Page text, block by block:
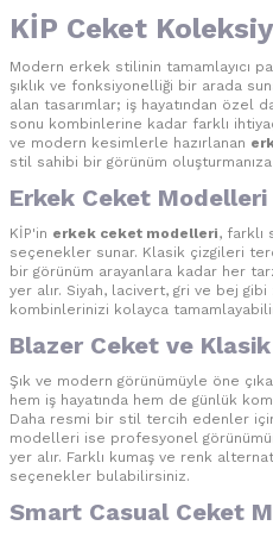
KİP Ceket
Modern erkek stilinin tamamlayıcı
şıklık ve fonksiyonelliği bir arada
alan tasarımlar; iş hayatından özel
sonu kombinlerine kadar farklı
ve modern kesimlerle hazırlanan
stil sahibi bir görünüm oluşturmanıza
Erkek Ceket Modelleri
KİP'in erkek ceket modelleri, farklı
seçenekler sunar. Klasik çizgileri
bir görünüm arayanlara kadar her
yer alır. Siyah, lacivert, gri ve bej
kombinlerinizi kolayca
Blazer Ceket ve
Şık ve modern görünümüyle öne
hem iş hayatında hem de günlük
Daha resmi bir stil tercih edenler
modelleri ise profesyonel
yer alır. Farklı kumaş ve renk
seçenekler bulabilirsiniz.
Smart Casual Ceket